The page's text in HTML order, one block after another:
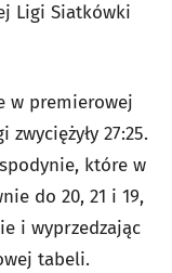
Ligi Siatkówki
w premierowej
27:25.
które w
do 20, 21 i 19,
i wyprzedzając
tabeli.